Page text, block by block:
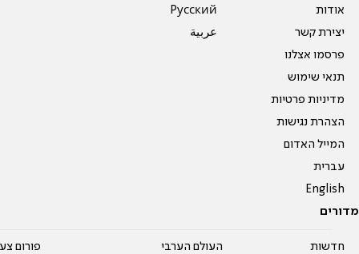
אודות
יצירת קשר
פרסמו אצלנו
תנאי שימוש
מדיניות פרטיות
הצהרת נגישות
המייל האדום
עברית
English
Pусский
عربية
מדורים
חדשות העולם הערבי פורום